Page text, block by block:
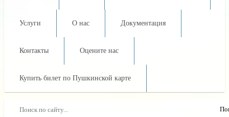
Услуги О нас Документация
Контакты Оцените нас
Купить билет по Пушкинской карте